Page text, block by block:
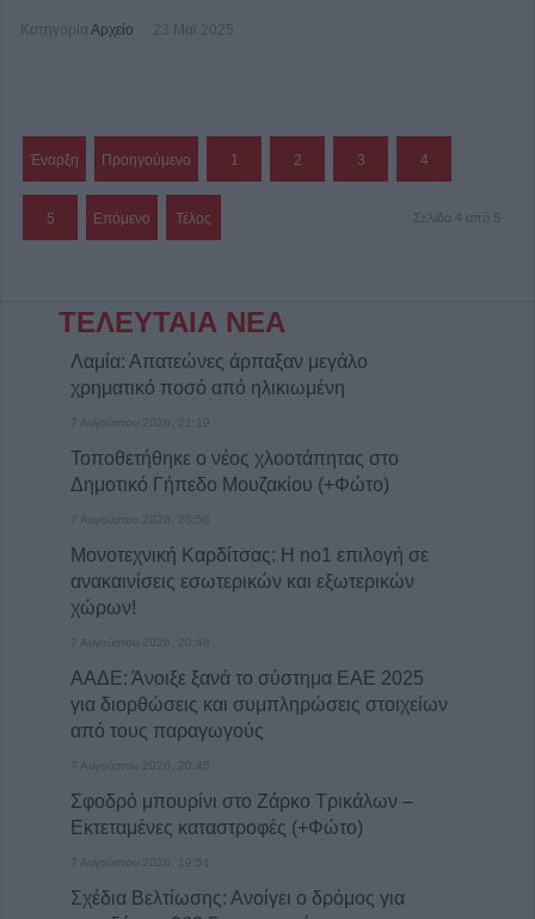
Κατηγορία Αρχείο 23 Μαϊ 2025
Έναρξη Προηγούμενο 1 2 3 4
5 Επόμενο Τέλος Σελίδα 4 από 5
ΤΕΛΕΥΤΑΙΑ ΝΕΑ
Λαμία: Απατεώνες άρπαξαν μεγάλο
χρηματικό ποσό από ηλικιωμένη
7 Αυγούστου 2026, 21:19
Τοποθετήθηκε ο νέος χλοοτάπητας στο
Δημοτικό Γήπεδο Μουζακίου (+Φώτο)
7 Αυγούστου 2026, 20:56
Μονοτεχνική Καρδίτσας: Η no1 επιλογή σε
ανακαινίσεις εσωτερικών και εξωτερικών
χώρων!
7 Αυγούστου 2026, 20:48
ΑΑΔΕ: Άνοιξε ξανά το σύστημα ΕΑΕ 2025
για διορθώσεις και συμπληρώσεις στοιχείων
από τους παραγωγούς
7 Αυγούστου 2026, 20:45
Σφοδρό μπουρίνι στο Ζάρκο Τρικάλων –
Εκτεταμένες καταστροφές (+Φώτο)
7 Αυγούστου 2026, 19:51
Σχέδια Βελτίωσης: Ανοίγει ο δρόμος για